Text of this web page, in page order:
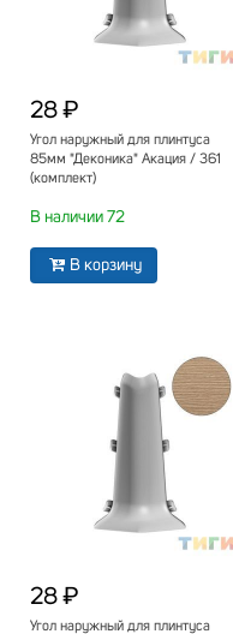
28 ₽
Угол наружный для плинтуса
85мм "Деконика" Акация / 361
(комплект)
В наличии 72
В корзину
28 ₽
Угол наружный для плинтуса